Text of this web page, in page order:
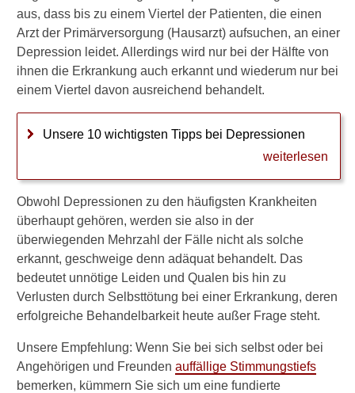
aus, dass bis zu einem Viertel der Patienten, die einen
Arzt der Primärversorgung (Hausarzt) aufsuchen, an einer
Depression leidet. Allerdings wird nur bei der Hälfte von
ihnen die Erkrankung auch erkannt und wiederum nur bei
einem Viertel davon ausreichend behandelt.
Unsere 10 wichtigsten Tipps bei Depressionen
weiterlesen
Obwohl Depressionen zu den häufigsten Krankheiten
überhaupt gehören, werden sie also in der
überwiegenden Mehrzahl der Fälle nicht als solche
erkannt, geschweige denn adäquat behandelt. Das
bedeutet unnötige Leiden und Qualen bis hin zu
Verlusten durch Selbsttötung bei einer Erkrankung, deren
erfolgreiche Behandelbarkeit heute außer Frage steht.
Unsere Empfehlung: Wenn Sie bei sich selbst oder bei
Angehörigen und Freunden auffällige Stimmungstiefs
bemerken, kümmern Sie sich um eine fundierte
h
e
n
f
ü
r
D
p
s
i
o
n
e
n
?
a
b
e